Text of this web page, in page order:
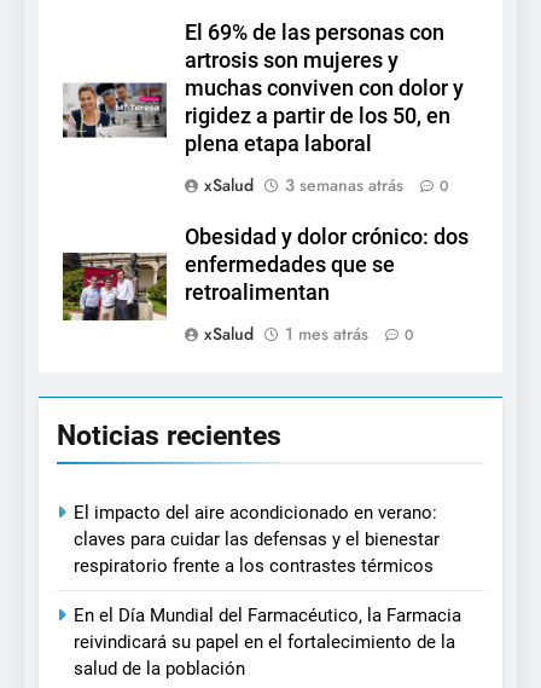
El 69% de las personas con
artrosis son mujeres y
muchas conviven con dolor y
rigidez a partir de los 50, en
plena etapa laboral
xSalud
3 semanas atrás 0
Obesidad y dolor crónico: dos
enfermedades que se
retroalimentan
xSalud
1 mes atrás 0
Noticias recientes
El impacto del aire acondicionado en verano:
claves para cuidar las defensas y el bienestar
respiratorio frente a los contrastes térmicos
En el Día Mundial del Farmacéutico, la Farmacia
reivindicará su papel en el fortalecimiento de la
salud de la población